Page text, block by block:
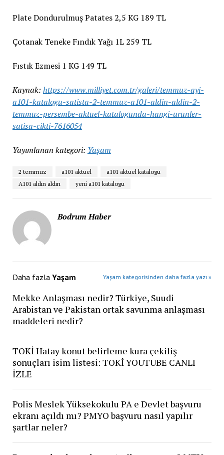
Plate Dondurulmuş Patates 2,5 KG 189 TL
Çotanak Teneke Fındık Yağı 1L 259 TL
Fıstık Ezmesi 1 KG 149 TL
Kaynak: https://www.milliyet.com.tr/galeri/temmuz-ayi-
a101-katalogu-satista-2-temmuz-a101-aldin-aldin-2-
temmuz-persembe-aktuel-katalogunda-hangi-urunler-
satisa-cikti-7616054
Yayımlanan kategori: Yaşam
2 temmuz a101 aktuel
a101 aktuel katalogu
A101 aldın aldın
yeni a101 katalogu
Bodrum Haber
Daha fazla Yaşam Yaşam kategorisinden daha fazla yazı »
Mekke Anlaşması nedir? Türkiye, Suudi
Arabistan ve Pakistan ortak savunma anlaşması
maddeleri nedir?
TOKİ Hatay konut belirleme kura çekiliş
sonuçları isim listesi: TOKİ YOUTUBE CANLI
İZLE
Polis Meslek Yüksekokulu PA e Devlet başvuru
ekranı açıldı mı? PMYO başvuru nasıl yapılır
şartlar neler?